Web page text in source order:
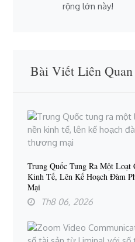
rộng lớn này!
Bài Viết Liên Quan
Trung Quốc Tung Ra Một
Kinh Tế, Lên Kế Hoạch Đàm
Mại
Th8 06, 2026